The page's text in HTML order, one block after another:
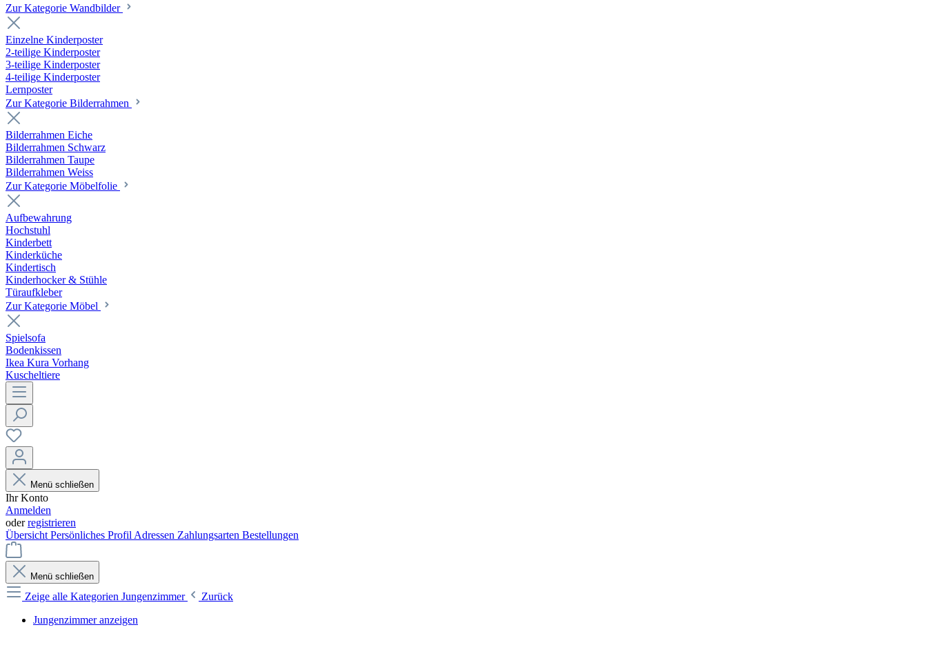
Zur Kategorie Wandbilder
Einzelne Kinderposter
2-teilige Kinderposter
3-teilige Kinderposter
4-teilige Kinderposter
Lernposter
Zur Kategorie Bilderrahmen
Bilderrahmen Eiche
Bilderrahmen Schwarz
Bilderrahmen Taupe
Bilderrahmen Weiss
Zur Kategorie Möbelfolie
Aufbewahrung
Hochstuhl
Kinderbett
Kinderküche
Kindertisch
Kinderhocker & Stühle
Türaufkleber
Zur Kategorie Möbel
Spielsofa
Bodenkissen
Ikea Kura Vorhang
Kuscheltiere
Menü schließen
Ihr Konto
Anmelden
oderregistrieren
Übersicht Persönliches Profil Adressen Zahlungsarten Bestellungen
Menü schließen
Zeige alle Kategorien Jungenzimmer
Zurück
Jungenzimmer anzeigen